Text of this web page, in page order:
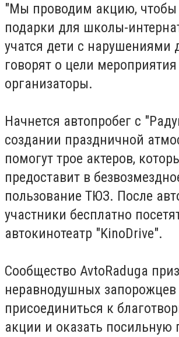
"Мы проводим акцию, чтобы
подарки для школы-
учатся дети с нарушениями
говорят о цели мероприятия
организаторы.
Начнется автопробег с
создании праздничной
помогут трое актеров,
предоставит в
пользование ТЮЗ. После
участники бесплатно
автокинотеатр "KinoDrive".
Сообщество AvtoRaduga
неравнодушных запорожцев
присоединиться к
акции и оказать